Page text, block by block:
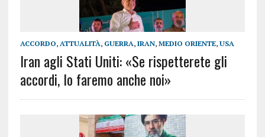
ACCORDO, ATTUALITÀ, GUERRA, IRAN, MEDIO ORIENTE, USA
Iran agli Stati Uniti: «Se rispetterete gli
accordi, lo faremo anche noi»